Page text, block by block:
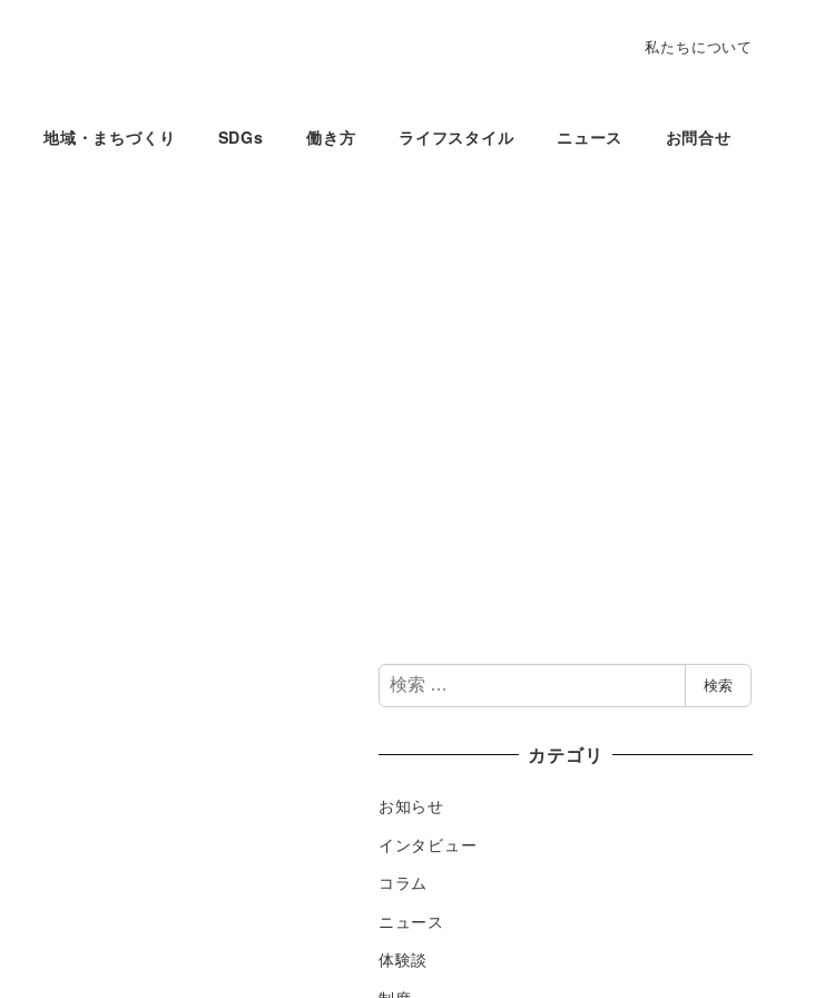
私たちについて
地域・まちづくり SDGs 働き方 ライフスタイル ニュース お問合せ
検
索
検索
カテゴリ
お知らせ
インタビュー
コラム
ニュース
体験談